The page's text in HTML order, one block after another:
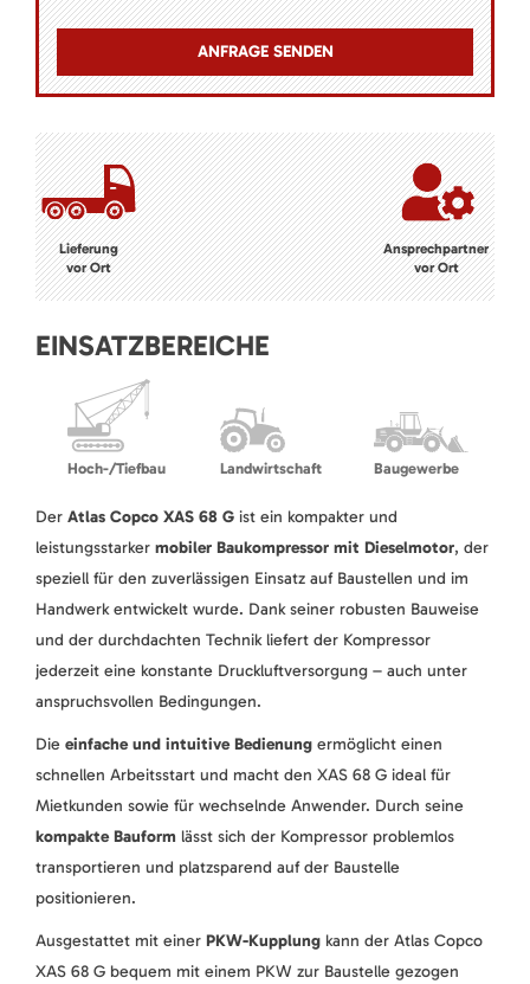
Lieferung
vor Ort
Ansprechpartner
vor Ort
EINSATZBEREICHE
Hoch-/Tiefbau Landwirtschaft Baugewerbe
Der Atlas Copco XAS 68 G ist ein kompakter und
leistungsstarker mobiler Baukompressor mit Dieselmotor, der
speziell für den zuverlässigen Einsatz auf Baustellen und im
Handwerk entwickelt wurde. Dank seiner robusten Bauweise
und der durchdachten Technik liefert der Kompressor
jederzeit eine konstante Druckluftversorgung – auch unter
anspruchsvollen Bedingungen.
Die einfache und intuitive Bedienung ermöglicht einen
schnellen Arbeitsstart und macht den XAS 68 G ideal für
Mietkunden sowie für wechselnde Anwender. Durch seine
kompakte Bauform lässt sich der Kompressor problemlos
transportieren und platzsparend auf der Baustelle
positionieren.
Ausgestattet mit einer PKW-Kupplung kann der Atlas Copco
XAS 68 G bequem mit einem PKW zur Baustelle gezogen